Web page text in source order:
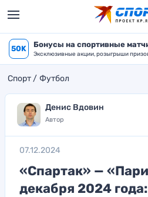
50K Бонусы на спортивные
Эксклюзивные акции, розыгрыши
Спорт Футбол
Денис Вдовин
Автор
07.12.2024
«Спартак» —
декабря 2024